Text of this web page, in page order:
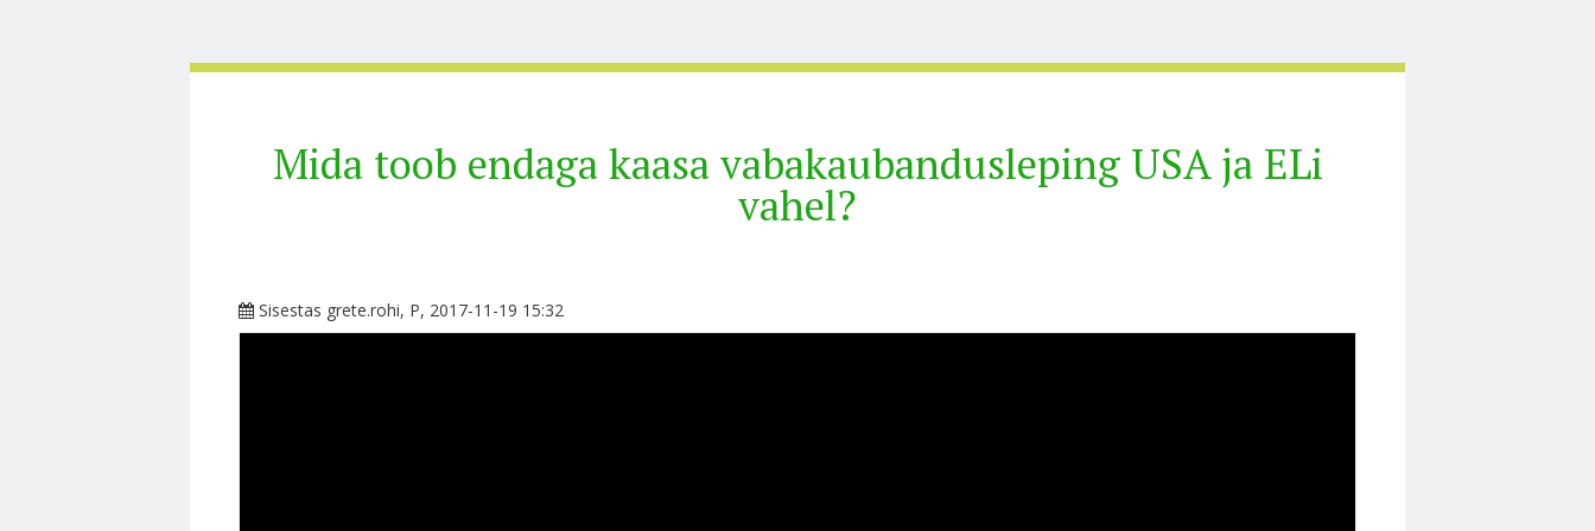
Mida toob endaga kaasa vabakaubandusleping USA ja ELi
vahel?
Sisestas grete.rohi, P, 2017-11-19 15:32